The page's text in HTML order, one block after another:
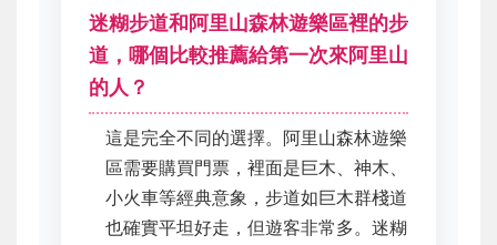
迷糊步道和阿里山森林遊樂區裡的步
道，哪個比較推薦給第一次來阿里山
的人？
這是完全不同的選擇。阿里山森林遊樂
區需要購買門票，裡面是巨木、神木、
小火車等經典意象，步道如巨木群棧道
也確實平坦好走，但遊客非常多。迷糊